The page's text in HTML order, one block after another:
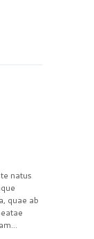
natus
quae ab